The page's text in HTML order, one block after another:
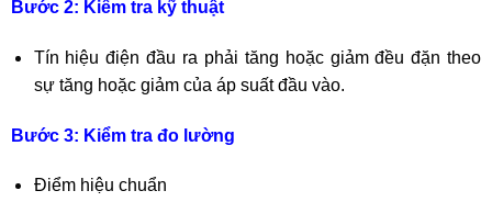
Bước 2: Kiểm tra kỹ thuật
Tín hiệu điện đầu ra phải tăng hoặc giảm đều đặn theo
sự tăng hoặc giảm của áp suất đầu vào.
Bước 3: Kiểm tra đo lường
Điểm hiệu chuẩn